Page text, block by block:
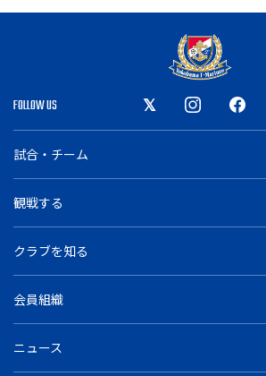
FOLLOW US
試合・チーム
観戦する
クラブを知る
会員組織
ニュース